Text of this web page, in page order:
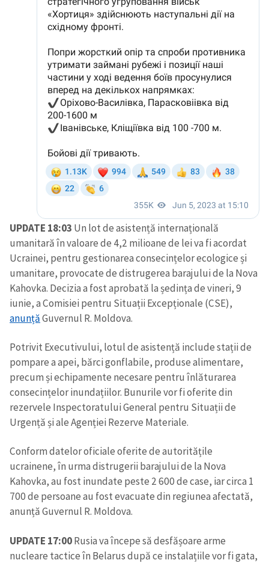
UPDATE 18:03 Un lot de asistență internațională
umanitară în valoare de 4,2 milioane de lei va fi acordat
Ucrainei, pentru gestionarea consecințelor ecologice și
umanitare, provocate de distrugerea barajului de la Nova
Kahovka. Decizia a fost aprobată la ședința de vineri, 9
iunie, a Comisiei pentru Situații Excepționale (CSE),
anunțăGuvernul R. Moldova.
Potrivit Executivului, lotul de asistență include stații de
pompare a apei, bărci gonflabile, produse alimentare,
precum și echipamente necesare pentru înlăturarea
consecințelor inundațiilor. Bunurile vor fi oferite din
rezervele Inspectoratului General pentru Situații de
Urgență și ale Agenției Rezerve Materiale.
Conform datelor oficiale oferite de autoritățile
ucrainene, în urma distrugerii barajului de la Nova
Kahovka, au fost inundate peste 2 600 de case, iar circa 1
700 de persoane au fost evacuate din regiunea afectată,
anunță Guvernul R. Moldova.
UPDATE 17:00Rusia va începe să desfășoare arme
nucleare tactice în Belarus după ce instalațiile vor fi gata,